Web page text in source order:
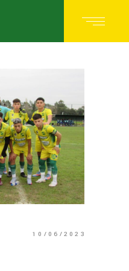
10/06/2023